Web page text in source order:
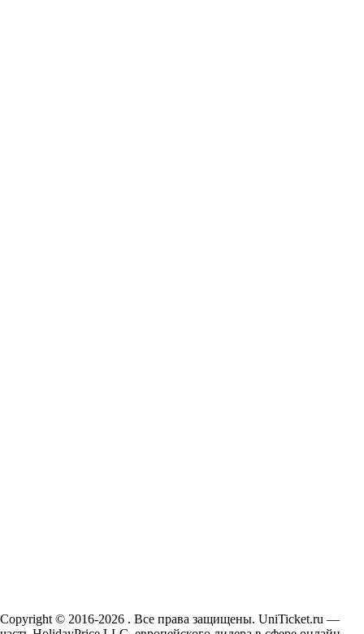
Copyright © 2016-2026 . Все права защищены. UniTicket.ru —